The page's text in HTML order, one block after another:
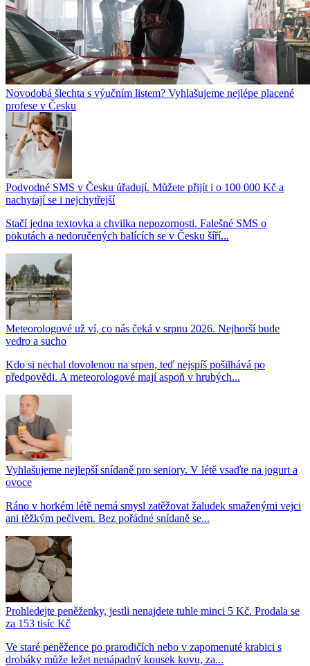
Novodobá šlechta s výučním listem? Vyhlašujeme nejlépe placené
profese v Česku
Podvodné SMS v Česku úřadují. Můžete přijít i o 100 000 Kč a
nachytají se i nejchytřejší
Stačí jedna textovka a chvilka nepozornosti. Falešné SMS o
pokutách a nedoručených balících se v Česku šíří...
Meteorologové už ví, co nás čeká v srpnu 2026. Nejhorší bude
vedro a sucho
Kdo si nechal dovolenou na srpen, teď nejspíš pošilhává po
předpovědi. A meteorologové mají aspoň v hrubých...
Vyhlašujeme nejlepší snídaně pro seniory. V létě vsaďte na jogurt a
ovoce
Ráno v horkém létě nemá smysl zatěžovat žaludek smaženými vejci
ani těžkým pečivem. Bez pořádné snídaně se...
Prohledejte peněženky, jestli nenajdete tuhle minci 5 Kč. Prodala se
za 153 tisíc Kč
Ve staré peněžence po prarodičích nebo v zapomenuté krabici s
drobáky může ležet nenápadný kousek kovu, za...